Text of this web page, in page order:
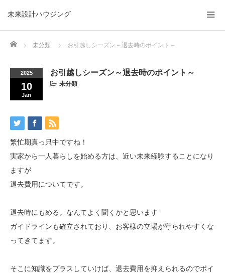
未来設計ハウジング
Home 未分類 お引越しシーズン～退去時のポイント～
2025
10
Jan
お引越しシーズン～退去時のポイント～
未分類
繁忙期真っ只中ですね！
実家から一人暮らしを始める方は、近い未来経験することになり
ますが
退去費用についてです。
退去時にもめる。なんてよく聞くかと思います
ガイドラインも確立されており、お客様の立場が守られやすくな
ってきてます。
そこに知識をプラスしていけば、退去費用を抑えられるのでポイ